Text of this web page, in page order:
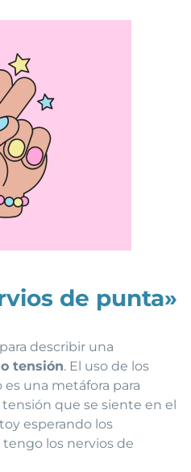
de punta»
describir una
tensión. El uso de los
una metáfora para
que se siente en el
esperando los
los nervios de